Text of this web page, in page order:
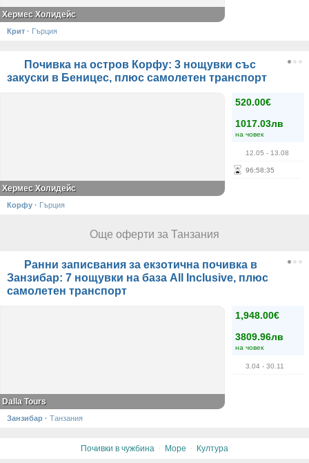
Хермес Холидейс
Крит · Гърция
Почивка на остров Корфу: 3 нощувки със
закуски в Беницес, плюс самолетен транспорт
520.00€
1017.03лв
на човек
12.05 - 13.08
96:58:35
Хермес Холидейс
Корфу · Гърция
Още оферти за Танзания
Ранни записвания за екзотична почивка в
Занзибар: 7 нощувки на база All Inclusive, плюс
самолетен транспорт
1,948.00€
3809.96лв
на човек
3.04 - 30.11
Dalla Tours
Занзибар · Танзания
Почивки в чужбина · Море · Култура